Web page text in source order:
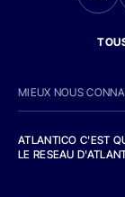
MIEUX NOUS
ATLANTICO C'EST
LE RESEAU